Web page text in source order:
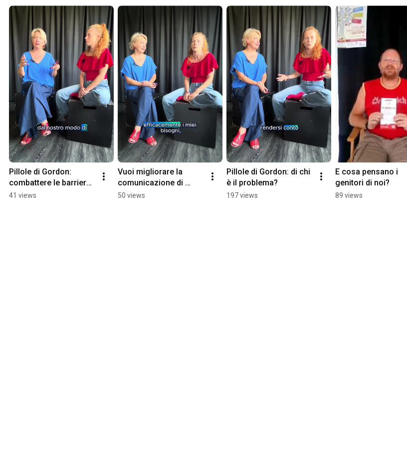
Pillole di Gordon:
combattere le barriere
della comunicazione
41 views
Vuoi migliorare la
comunicazione di
coppia? - Pillole di
50 views
Pillole di Gordon: di chi
è il problema?
197 views
E cosa pensano i
genitori di noi?
89 views